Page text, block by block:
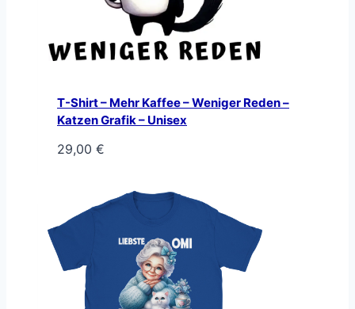
T-Shirt – Mehr Kaffee – Weniger Reden –
Katzen Grafik – Unisex
29,00 €